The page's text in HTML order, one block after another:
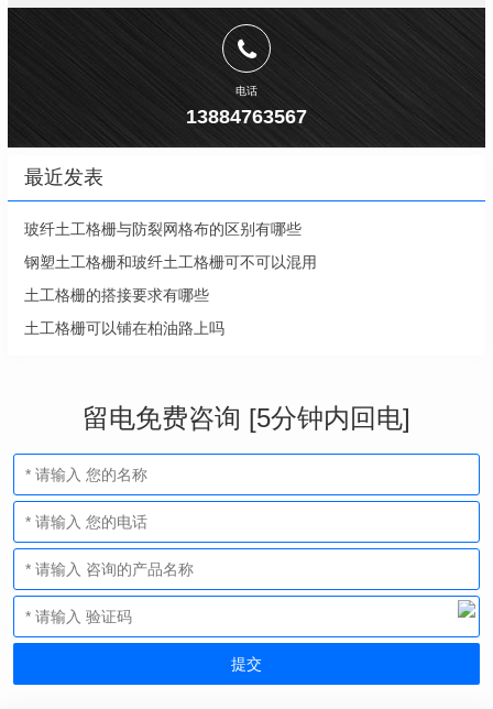
电话
13884763567
最近发表
玻纤土工格栅与防裂网格布的区别有哪些
钢塑土工格栅和玻纤土工格栅可不可以混用
土工格栅的搭接要求有哪些
土工格栅可以铺在柏油路上吗
留电免费咨询 [5分钟内回电]